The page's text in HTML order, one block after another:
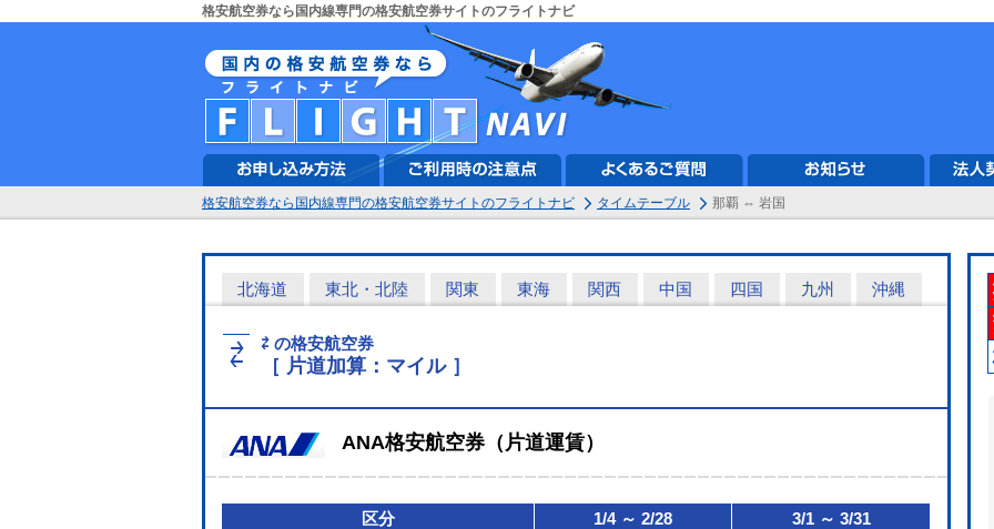
格安航空券なら国内線専門の格安航空券サイトのフライトナビ
格安航空券なら国内線専門の格安航空券サイトのフライトナビ タイムテーブル 那覇 ⇔ 岩国
北海道 東北・北陸 関東 東海 関西 中国 四国 九州 沖縄
⇄ ⇄ の格安航空券
［ 片道加算：マイル ］
ANA格安航空券（片道運賃）
区分 1/4 ～ 2/28 3/1 ～ 3/31